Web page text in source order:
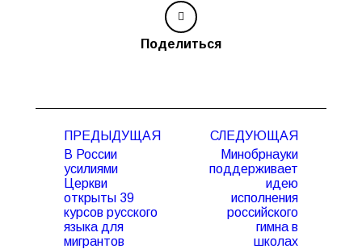
Поделиться
записям
ПРЕДЫДУЩАЯ
Предыдущая
запись:
В России
усилиями
Церкви
открыты 39
курсов русского
языка для
мигрантов
СЛЕДУЮЩАЯ
Следующая
запись:
Минобрнауки
поддерживает
идею
исполнения
российского
гимна в
школах